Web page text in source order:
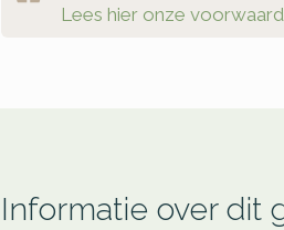
Lees hier onze
Informatie over dit